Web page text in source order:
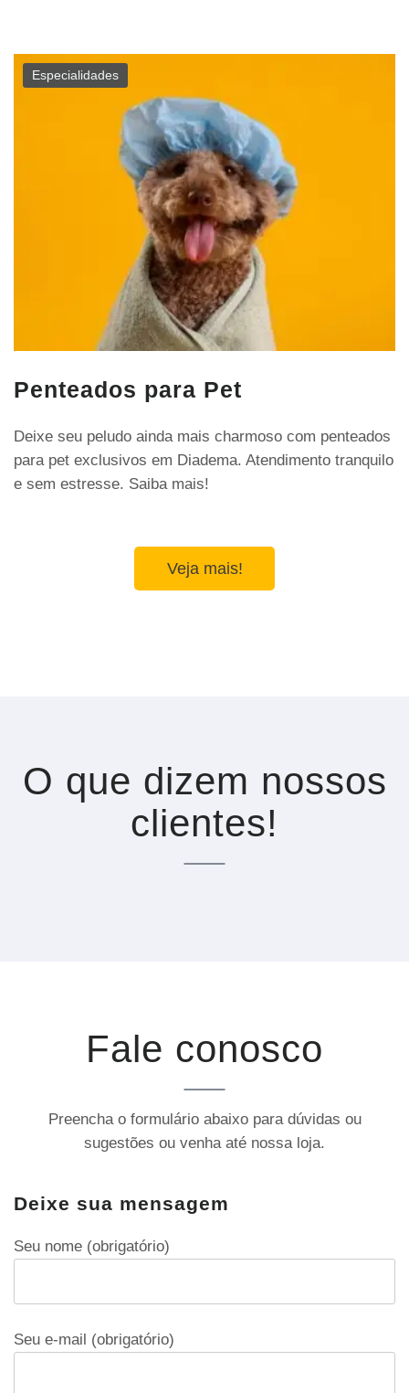
Especialidades
Penteados para Pet
Deixe seu peludo ainda mais charmoso com penteados
para pet exclusivos em Diadema. Atendimento tranquilo
e sem estresse. Saiba mais!
Veja mais!
O que dizem nossos
clientes!
Fale conosco
Preencha o formulário abaixo para dúvidas ou
sugestões ou venha até nossa loja.
Deixe sua mensagem
Seu nome (obrigatório)
Seu e-mail (obrigatório)